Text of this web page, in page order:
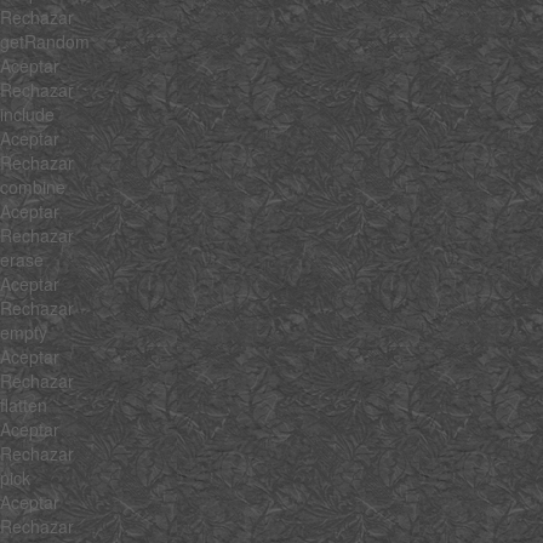
Rechazar
getRandom
Aceptar
Rechazar
include
Aceptar
Rechazar
combine
Aceptar
Rechazar
erase
Aceptar
Rechazar
empty
Aceptar
Rechazar
flatten
Aceptar
Rechazar
pick
Aceptar
Rechazar